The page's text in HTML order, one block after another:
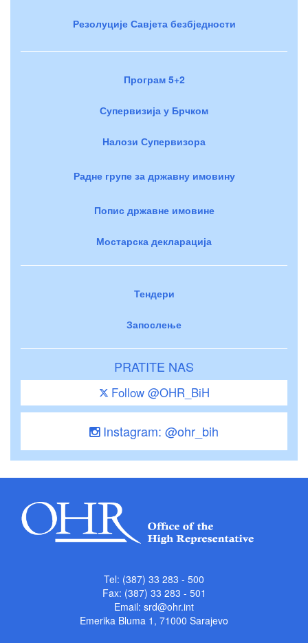
Резолуције Савјета безбједности
Програм 5+2
Супервизија у Брчком
Налози Супервизора
Радне групе за државну имовину
Попис државне имовине
Мостарска декларација
Тендери
Запослење
PRATITE NAS
Follow @OHR_BiH
Instagram: @ohr_bih
Tel: (387) 33 283 - 500
Fax: (387) 33 283 - 501
Email: srd@ohr.int
Emerika Bluma 1, 71000 Sarajevo